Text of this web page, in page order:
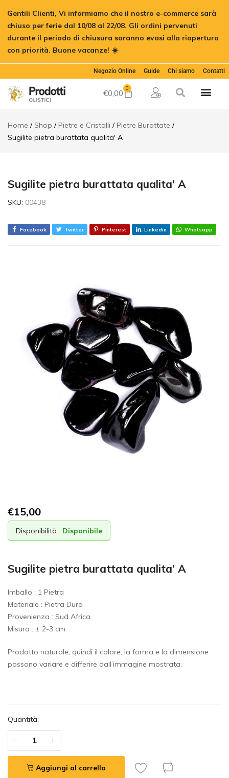
Gentili Clienti, Vi informiamo che il nostro e-commerce sarà
chiuso per ferie dal 10/08 al 22/08. Gli ordini pervenuti
durante il periodo di chiusura saranno evasi alla riapertura
con priorità. Buone vacanze! ☀️
Negozio Online Guide Chi siamo Contatti
€0,00 0
Home Shop Pietre e Cristalli
Pietre Burattate
Sugilite pietra burattata qualita' A
Sugilite pietra burattata qualita' A
SKU: 00438
Facebook Twitter Pinterest Linkedin Whatsapp
€15,00
Disponibilità: Disponibile
Sugilite pietra burattata qualita’ A
Imballo : 1 Pietra
Materiale : Pietra Dura
Provenienza : Sud Africa
Misura : ± 2-3 cm
Prodotto naturale, quindi il colore, la forma e la dimensione
possono variare e differire dall’immagine mostrata.
Quantità:
Aggiungi al carrello
Sugilite
pietra
burattata
qualita' A
Descrizione
(0)
€15,00